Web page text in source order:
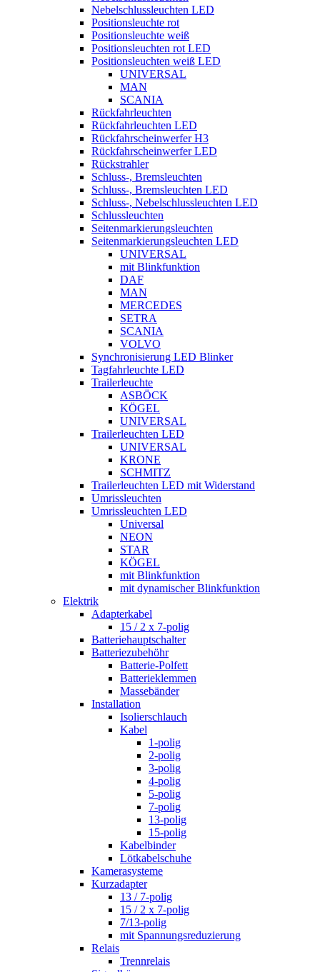
Nebelschlussleuchten LED
Positionsleuchte rot
Positionsleuchte weiß
Positionsleuchten rot LED
Positionsleuchten weiß LED
UNIVERSAL
MAN
SCANIA
Rückfahrleuchten
Rückfahrleuchten LED
Rückfahrscheinwerfer H3
Rückfahrscheinwerfer LED
Rückstrahler
Schluss-, Bremsleuchten
Schluss-, Bremsleuchten LED
Schluss-, Nebelschlussleuchten LED
Schlussleuchten
Seitenmarkierungsleuchten
Seitenmarkierungsleuchten LED
UNIVERSAL
mit Blinkfunktion
DAF
MAN
MERCEDES
SETRA
SCANIA
VOLVO
Synchronisierung LED Blinker
Tagfahrleuchte LED
Trailerleuchte
ASBÖCK
KÖGEL
UNIVERSAL
Trailerleuchten LED
UNIVERSAL
KRONE
SCHMITZ
Trailerleuchten LED mit Widerstand
Umrissleuchten
Umrissleuchten LED
Universal
NEON
STAR
KÖGEL
mit Blinkfunktion
mit dynamischer Blinkfunktion
Elektrik
Adapterkabel
15 / 2 x 7-polig
Batteriehauptschalter
Batteriezubehöhr
Batterie-Polfett
Batterieklemmen
Massebänder
Installation
Isolierschlauch
Kabel
1-polig
2-polig
3-polig
4-polig
5-polig
7-polig
13-polig
15-polig
Kabelbinder
Lötkabelschuhe
Kamerasysteme
Kurzadapter
13 / 7-polig
15 / 2 x 7-polig
7/13-polig
mit Spannungsreduzierung
Relais
Trennrelais